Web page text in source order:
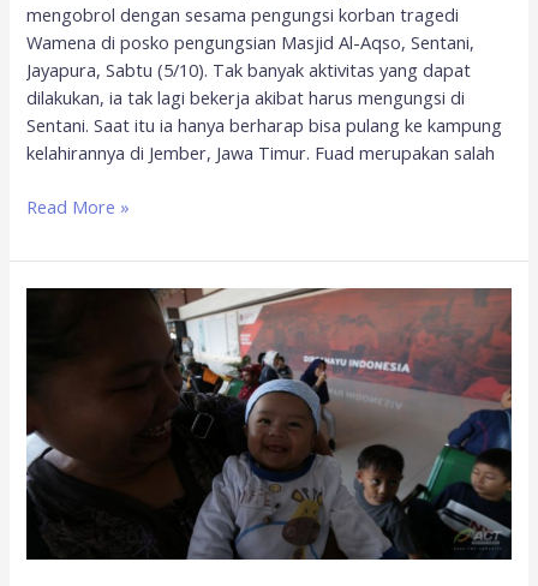
mengobrol dengan sesama pengungsi korban tragedi
Wamena di posko pengungsian Masjid Al-Aqso, Sentani,
Jayapura, Sabtu (5/10). Tak banyak aktivitas yang dapat
dilakukan, ia tak lagi bekerja akibat harus mengungsi di
Sentani. Saat itu ia hanya berharap bisa pulang ke kampung
kelahirannya di Jember, Jawa Timur. Fuad merupakan salah
Read More »
Pemberangkatan
ACT
dari
Papua
Prioritaskan
Pengungsi